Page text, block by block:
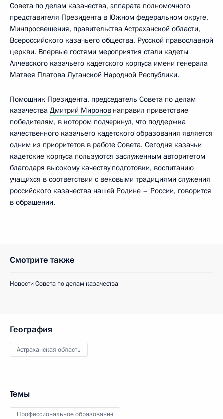
Совета по делам казачества, аппарата полномочного
представителя Президента в Южном федеральном округе,
Минпросвещения, правительства Астраханской области,
Всероссийского казачьего общества, Русской православной
церкви. Впервые гостями мероприятия стали кадеты
Алчевского казачьего кадетского корпуса имени генерала
Матвея Платова Луганской Народной Республики.
Помощник Президента, председатель Совета по делам
казачества Дмитрий Миронов направил приветствие
победителям, в котором подчеркнул, что поддержка
качественного казачьего кадетского образования является
одним из приоритетов в работе Совета. Сегодня казачьи
кадетские корпуса пользуются заслуженным авторитетом
благодаря высокому качеству подготовки, воспитанию
учащихся в соответствии с вековыми традициями служения
российского казачества нашей Родине – России, говорится
в обращении.
Смотрите также
Новости Совета по делам казачества
География
Астраханская область
Темы
Профессиональное образование